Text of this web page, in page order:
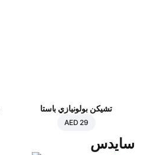
تشيكن بولونيازي باستا
AED 29
سايدس